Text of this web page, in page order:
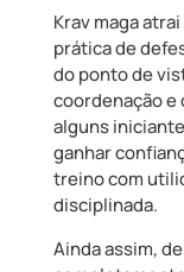
Krav maga
prática de
do ponto de
coordenação e
alguns
ganhar
treino com
disciplinada.
Ainda assim,